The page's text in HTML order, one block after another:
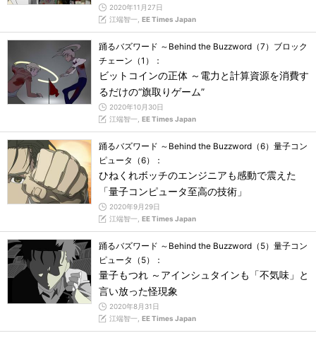
2020年11月27日
江端智一, EE Times Japan
踊るバズワード ～Behind the Buzzword（7）ブロック
チェーン（1）：
ビットコインの正体 ～電力と計算資源を消費す
るだけの“旗取りゲーム”
2020年10月30日
江端智一, EE Times Japan
踊るバズワード ～Behind the Buzzword（6）量子コン
ピュータ（6）：
ひねくれボッチのエンジニアも感動で震えた
「量子コンピュータ至高の技術」
2020年9月29日
江端智一, EE Times Japan
踊るバズワード ～Behind the Buzzword（5）量子コン
ピュータ（5）：
量子もつれ ～アインシュタインも「不気味」と
言い放った怪現象
2020年8月31日
江端智一, EE Times Japan